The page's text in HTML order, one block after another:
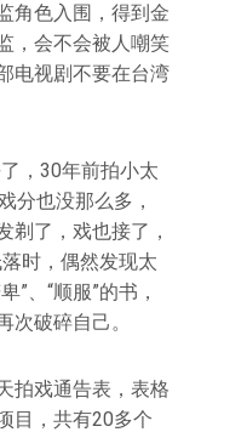
角色入围，得到金
，会不会被人嘲笑
电视剧不要在台湾
，30年前拍小太
分也没那么多，
剃了，戏也接了，
时，偶然发现太
”、“顺服”的书，
次破碎自己。
拍戏通告表，表格
目，共有20多个